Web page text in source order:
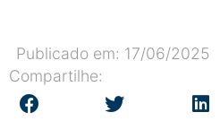
Publicado em: 17/06/2025
Compartilhe: